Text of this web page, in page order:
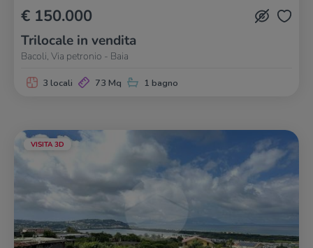
€ 150.000
Trilocale in vendita
Bacoli, Via petronio - Baia
3 locali 73 Mq 1 bagno
VISITA 3D